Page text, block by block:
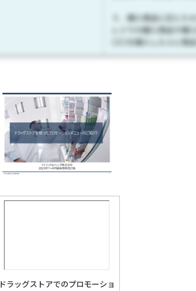
５．購入商品に応じた
レジでの購入商品や購
〇〇を購入した人に商
ドラッグストアでのプロモーショ